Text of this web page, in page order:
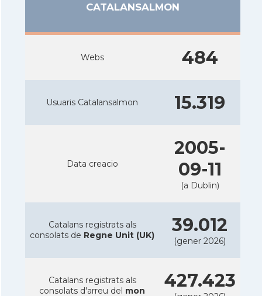
CATALANSALMON
Webs 484
Usuaris Catalansalmon 15.319
Data creacio
2005-
09-11
(a Dublin)
Catalans registrats als
consolats de Regne Unit (UK) 39.012
(gener 2026)
Catalans registrats als
consolats d'arreu del mon 427.423